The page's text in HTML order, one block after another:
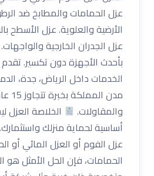
عزل الحمامات والمطابخ ضد
الأرضية والعلوية. عزل الأسطح
عزل الجدران الخارجية
بأحدث الأجهزة دون تكسير.
الخدمات داخل الرياض، جدة،
والمقاولات.
الخلاصة العزل
أساسية لحماية منزلك
عزل الفوم أو العزل المائي أو
الحمامات، فإن الحل الأمثل هو